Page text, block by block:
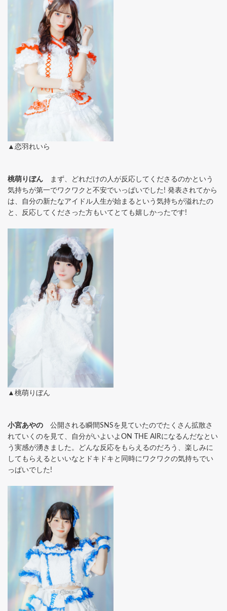
▲恋羽れいら
桃萌りぼん
まず、どれだけの人が反応してくださるのかという
気持ちが第一でワクワクと不安でいっぱいでした! 発表されてから
は、自分の新たなアイドル人生が始まるという気持ちが溢れたの
と、反応してくださった方もいてとても嬉しかったです!
▲桃萌りぼん
小宮あやの 公開される瞬間SNSを見ていたのでたくさん拡散さ
れていくのを見て、自分がいよいよON THE AIRになるんだなとい
う実感が湧きました。どんな反応をもらえるのだろう、楽しみに
してもらえるといいなとドキドキと同時にワクワクの気持ちでい
っぱいでした!